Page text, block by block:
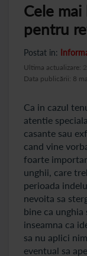
Cele
pentru
Postat in:
Data publicării: 8
Ultima actualizare:
Ca in cazul
atentie
casante sau
cand vine
foarte
unghii, care
perioada
nevoita sa
bine ca unghia
inseamna ca
sa nu aplici
eventual sa